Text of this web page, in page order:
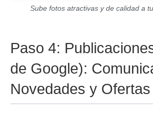
Sube fotos atractivas y de calidad a
Paso 4:
de Google):
Novedades y Ofertas